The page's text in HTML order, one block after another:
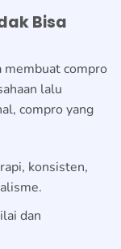
Bisa
membuat compro
lalu
compro yang
konsisten,
dan